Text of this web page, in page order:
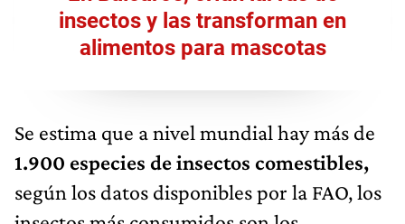
insectos y las transforman en
alimentos para mascotas
Se estima que a nivel mundial hay más de
1.900 especies de insectos comestibles,
según los datos disponibles por la FAO, los